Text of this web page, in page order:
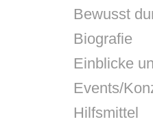
Bewusst
Biografie
Einblicke
Events/
Hilfsmittel